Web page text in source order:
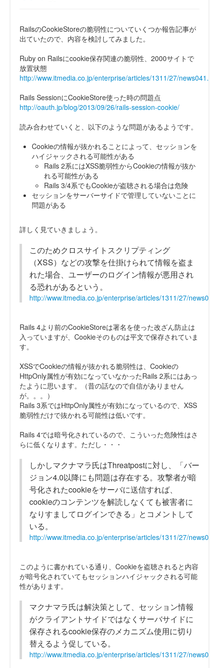
RailsのCookieStoreの脆弱性についていくつか報告記事が
出ていたので、内容を検討してみました。
Ruby on Railsにcookie保存関連の脆弱性、2000サイトで
放置状態
http://www.itmedia.co.jp/enterprise/articles/1311/27/
Rails SessionにCookieStore使った時の問題点
http://oauth.jp/blog/2013/09/26/rails-session-cookie/
読み合わせていくと、以下のような問題があるようです。
Cookieの情報が抜かれることによって、セッションを
ハイジャックされる可能性がある
Rails 2系にはXSS脆弱性からCookieの情報が抜か
れる可能性がある
Rails 3/4系でもCookieが盗聴される場合は危険
セッションをサーバーサイドで管理していないことに
問題がある
詳しく見ていきましょう。
このためクロスサイトスクリプティング
（XSS）などの攻撃を仕掛けられて情報を盗ま
れた場合、ユーザーのログイン情報が悪用され
る恐れがあるという。
http://www.itmedia.co.jp/enterprise/articles/1311/27/
Rails 4より前のCookieStoreは署名を使った改ざん防止は
入っていますが、Cookieそのものは平文で保存されていま
す。
XSSでCookieの情報が抜かれる脆弱性は、Cookieの
HttpOnly属性が有効になっていなかったRails 2系にはあっ
たように思います。（昔の話なので自信がありません
が。。。）
Rails 3系ではHttpOnly属性が有効になっているので、XSS
脆弱性だけで抜かれる可能性は低いです。
Rails 4では暗号化されているので、こういった危険性はさ
らに低くなります。ただし・・・
しかしマクナマラ氏はThreatpostに対し、「バー
ジョン4.0以降にも問題は存在する。攻撃者が暗
号化されたcookieをサーバに送信すれば、
cookieのコンテンツを解読しなくても被害者に
なりすましてログインできる」とコメントして
いる。
http://www.itmedia.co.jp/enterprise/articles/1311/27/
このように書かれている通り、Cookieを盗聴されると内容
が暗号化されていてもセッションハイジャックされる可能
性があります。
マクナマラ氏は解決策として、セッション情報
がクライアントサイドではなくサーバサイドに
保存されるcookie保存のメカニズム使用に切り
替えるよう促している。
http://www.itmedia.co.jp/enterprise/articles/1311/27/